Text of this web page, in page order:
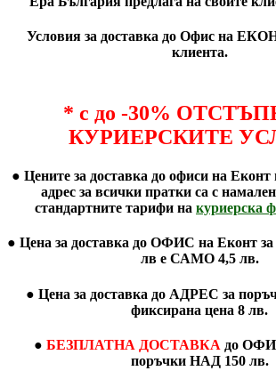
Условия за доставка до Офис на
клиента.
* с до -30%
КУРИЕРСКИТЕ
● Цените за доставка до офиси на
адрес за всички пратки са с
стандартните тарифи на куриерска
● Цена за доставка до ОФИС на Еконт за
лве САМО4,5 лв.
● Цена за доставка до АДРЕС за
фиксирана цена 8 лв.
● БЕЗПЛАТНА ДОСТАВКА до
поръчкиНАД 150 лв.